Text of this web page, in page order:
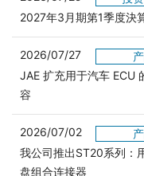
2027年3月期第1季度決
2026/07/27
JAE 扩充用于汽车 ECU
容
2026/07/02
我公司推出ST20系列：
盘组合连接器